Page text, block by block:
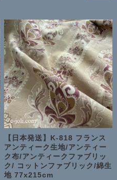
【日本発送】K-818 フランス
アンティーク生地/アンティー
ク布/アンティークファブリッ
ク/ コットンファブリック/綿生
地 77x215cm